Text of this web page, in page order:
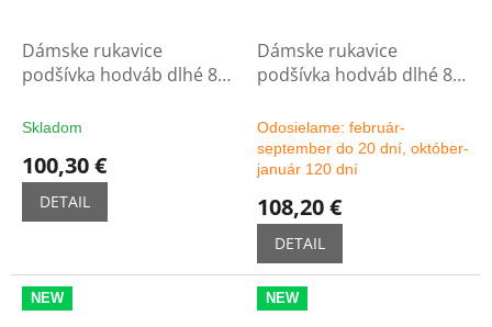
Dámske rukavice
podšívka hodváb dlhé 8C
Skladom
100,30 €
DETAIL
Dámske rukavice
podšívka hodváb dlhé 8C
Odosielame: február-
september do 20 dní, október-
január 120 dní
108,20 €
DETAIL
NEW NEW